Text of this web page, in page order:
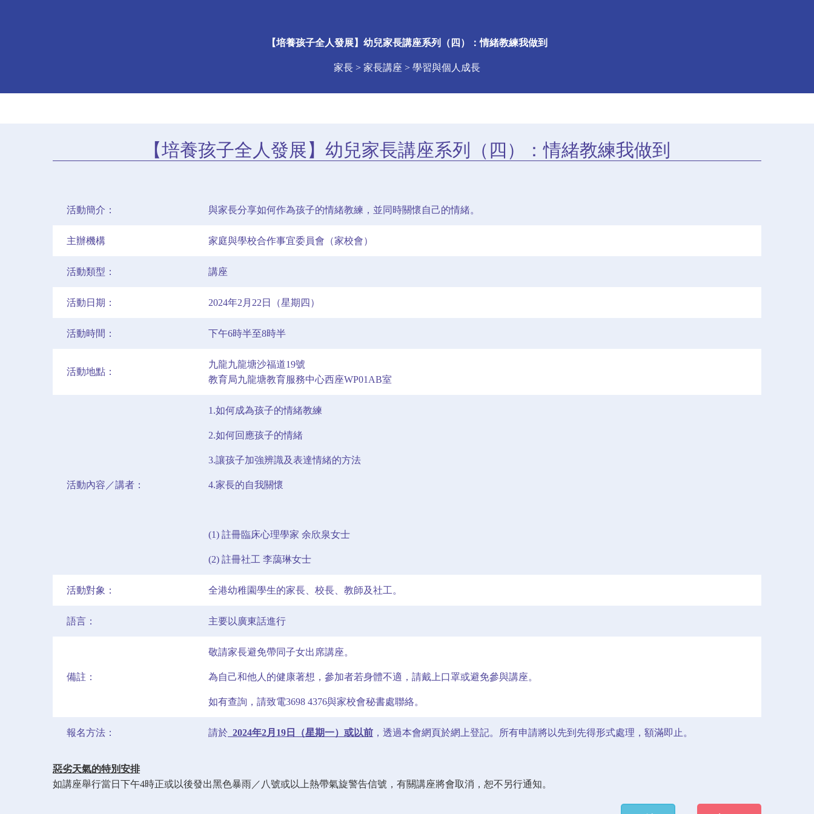
【培養孩子全人發展】幼兒家長講座系列（四）：情緒教練我做到
家長 > 家長講座 > 學習與個人成長
【培養孩子全人發展】幼兒家長講座系列（四）：情緒教練我做到
活動簡介： 與家長分享如何作為孩子的情緒教練，並同時關懷自己的情緒。
主辦機構 家庭與學校合作事宜委員會（家校會）
活動類型： 講座
活動日期： 2024年2月22日（星期四）
活動時間： 下午6時半至8時半
活動地點：
九龍九龍塘沙福道19號
教育局九龍塘教育服務中心西座WP01AB室
活動內容／講者：
1.如何成為孩子的情緒教練
2.如何回應孩子的情緒
3.讓孩子加強辨識及表達情緒的方法
4.家長的自我關懷
(1) 註冊臨床心理學家 余欣泉女士
(2) 註冊社工 李藹琳女士
活動對象： 全港幼稚園學生的家長、校長、教師及社工。
語言： 主要以廣東話進行
備註：
敬請家長避免帶同子女出席講座。
為自己和他人的健康著想，參加者若身體不適，請戴上口罩或避免參與講座。
如有查詢，請致電3698 4376與家校會秘書處聯絡。
報名方法： 請於 2024年2月19日（星期一）或以前 ，透過本會網頁於網上登記。所有申請將以先到先得形式處理，額滿即止。
惡劣天氣的特別安排
如講座舉行當日下午4時正或以後發出黑色暴雨／八號或以上熱帶氣旋警告信號，有關講座將會取消，恕不另行通知。